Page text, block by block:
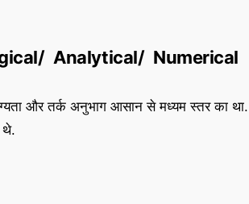
Analytical/ Numerical
और तर्क अनुभाग आसान से मध्यम स्तर का था.
थे.